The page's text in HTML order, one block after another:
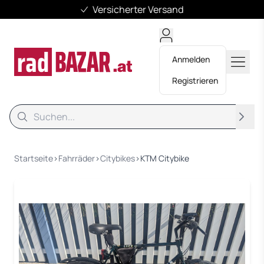
Versicherter Versand
Anmelden
Registrieren
Suche
Startseite›Fahrräder›Citybikes›KTM Citybike